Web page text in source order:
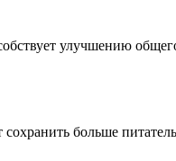
улучшению
сохранить больше